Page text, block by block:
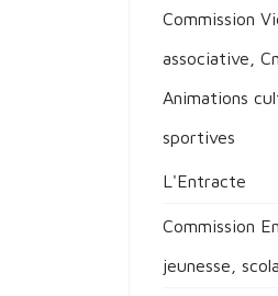
Commission
associative,
Animations
sportives
L'Entracte
Commission
jeunesse,